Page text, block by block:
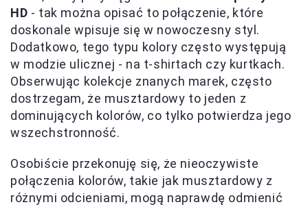
HD - tak można opisać to połączenie, które
doskonale wpisuje się w nowoczesny styl.
Dodatkowo, tego typu kolory często występują
w modzie ulicznej - na t-shirtach czy kurtkach.
Obserwując kolekcje znanych marek, często
dostrzegam, że musztardowy to jeden z
dominujących kolorów, co tylko potwierdza jego
wszechstronność.
Osobiście przekonuję się, że nieoczywiste
połączenia kolorów, takie jak musztardowy z
różnymi odcieniami, mogą naprawdę odmienić